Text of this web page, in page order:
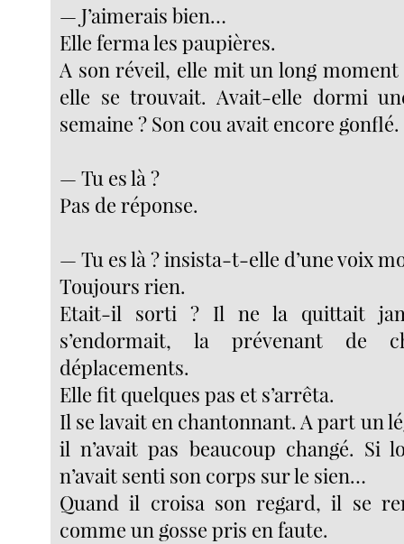
— J’aimerais bien…
Elle ferma les paupières.
A son réveil, elle mit un long
elle se trouvait. Avait-elle dormi
semaine ? Son cou avait encore gonflé.
— Tu es là ?
Pas de réponse.
— Tu es là ? insista-t-elle d’une voix
Toujours rien.
Etait-il sorti ? Il ne la quittait
s’endormait, la prévenant de
déplacements.
Elle fit quelques pas et s’arrêta.
Il se lavait en chantonnant. A part un
il n’avait pas beaucoup changé. Si
n’avait senti son corps sur le sien…
Quand il croisa son regard, il se
comme un gosse pris en faute.